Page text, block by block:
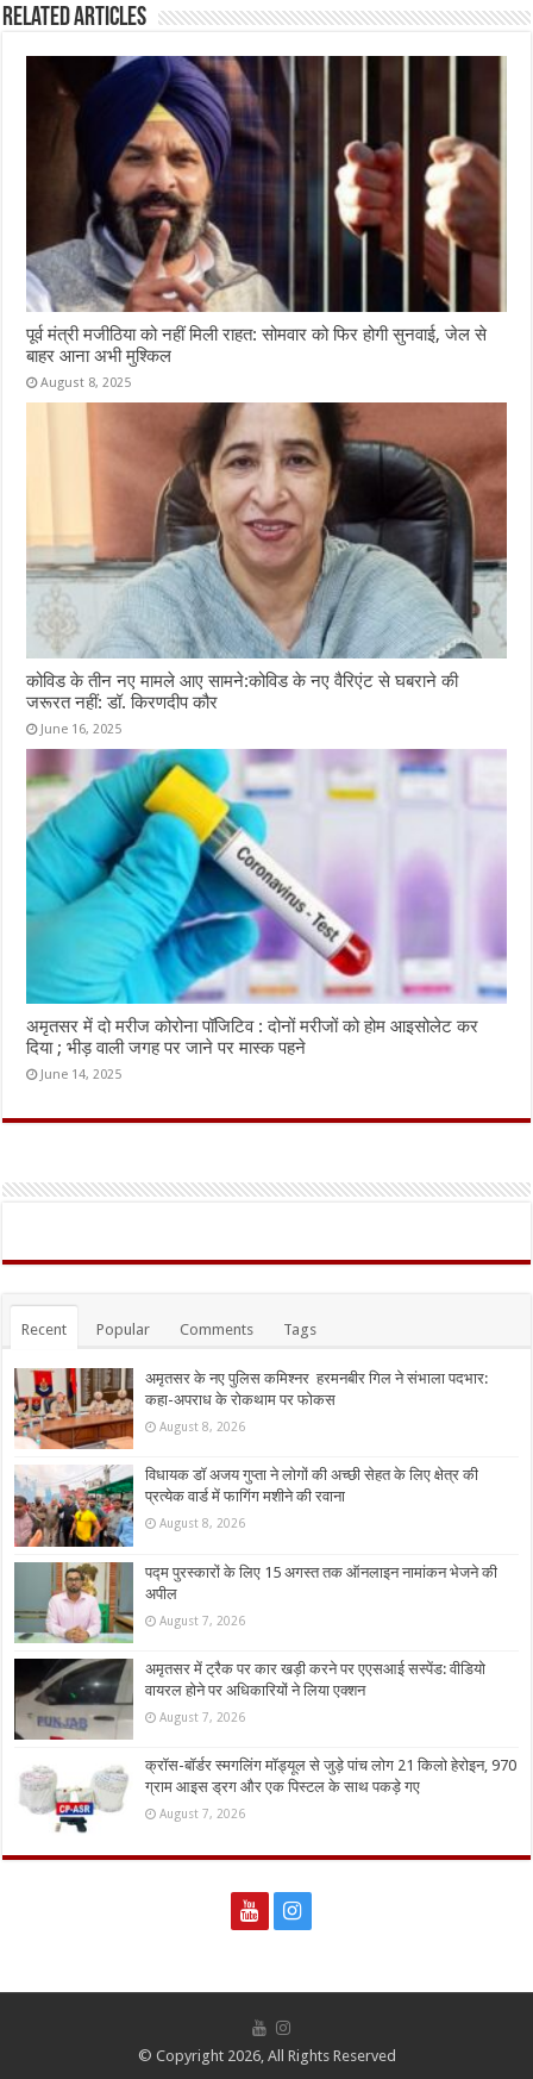
Related Articles
पूर्व मंत्री मजीठिया को नहीं मिली राहत: सोमवार को फिर होगी सुनवाई, जेल से
बाहर आना अभी मुश्किल
August 8, 2025
कोविड के तीन नए मामले आए सामने:कोविड के नए वैरिएंट से घबराने की
जरूरत नहीं: डॉ. किरणदीप कौर
June 16, 2025
अमृतसर में दो मरीज कोरोना पॉजिटिव : दोनों मरीजों को होम आइसोलेट कर
दिया ; भीड़ वाली जगह पर जाने पर मास्क पहने
June 14, 2025
Recent Popular Comments Tags
अमृतसर के नए पुलिस कमिश्नर हरमनबीर गिल ने संभाला पदभार:
कहा-अपराध के रोकथाम पर फोकस
August 8, 2026
विधायक डॉ अजय गुप्ता ने लोगों की अच्छी सेहत के लिए क्षेत्र की
प्रत्येक वार्ड में फागिंग मशीने की रवाना
August 8, 2026
पद्म पुरस्कारों के लिए 15 अगस्त तक ऑनलाइन नामांकन भेजने की
अपील
August 7, 2026
अमृतसर में ट्रैक पर कार खड़ी करने पर एएसआई सस्पेंड: वीडियो
वायरल होने पर अधिकारियों ने लिया एक्शन
August 7, 2026
क्रॉस-बॉर्डर स्मगलिंग मॉड्यूल से जुड़े पांच लोग 21 किलो हेरोइन, 970
ग्राम आइस ड्रग और एक पिस्टल के साथ पकड़े गए
August 7, 2026
© Copyright 2026, All Rights Reserved